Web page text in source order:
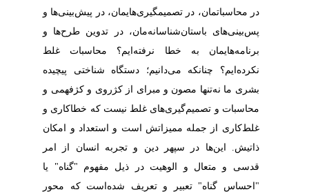
در محاسباتمان، در تصمیمگیری‌هایمان، در پیش‌بینی‌ها و
پس‌بینی‌های باستان‌شناسانه‌مان، در تدوین طرح‌ها و
برنامه‌هایمان به خطا نرفته‌ایم؟ محاسبات غلط
نکرده‌ایم؟ چنانکه می‌دانیم؛ دستگاه شناختی پیچیده
بشری ما نهتنها مصون و مبرای از کژروی و کژفهمی و
محاسبات و تصمیم‌گیری‌های غلط نیست که خطاکاری و
غلطکاری از جمله ممیزاتش است و استعداد و امکان
ذاتیش. این‌ها در سپهر دین و تجربه انسان از امر
قدسی و متعال و الوهیت در ذیل مفهوم "گناه" یا
"احساس گناه" تعبیر و تعریف شدهاست که محور